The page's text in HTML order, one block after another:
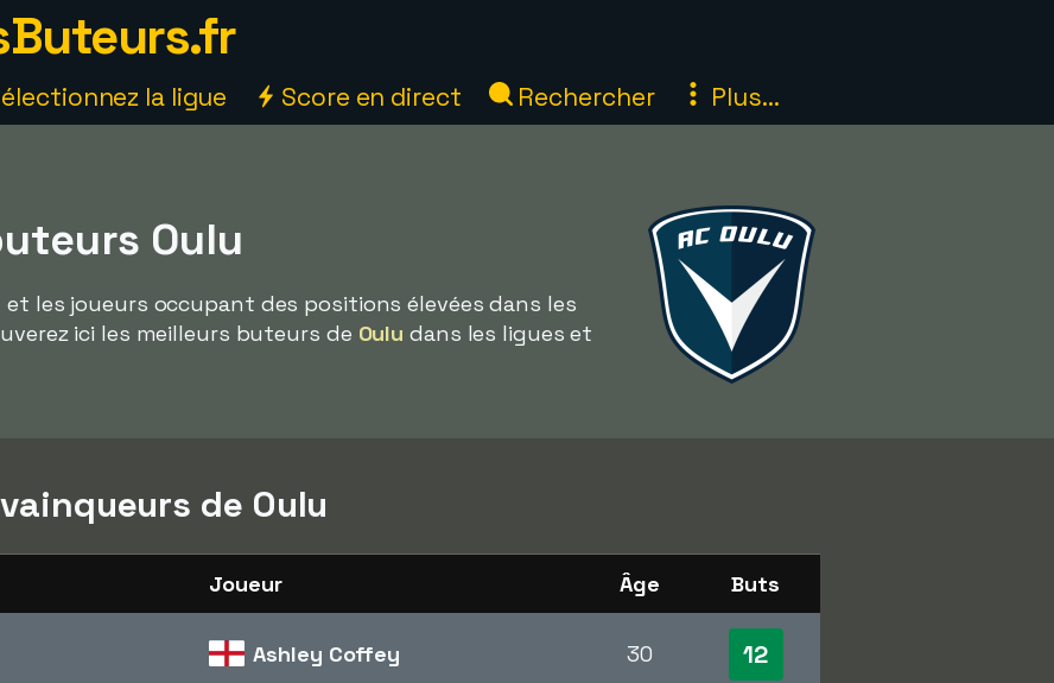
la ligue Score en direct Rechercher Plus...
Oulu
et les joueurs occupant des positions élevées dans les
ici les meilleurs buteurs de Oulu dans les ligues et
de Oulu
Joueur Âge Buts
Ashley Coffey 30 12